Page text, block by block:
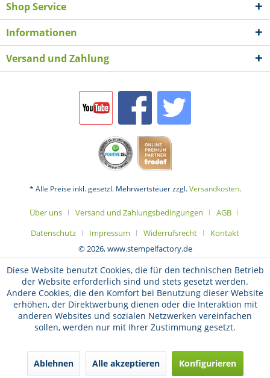
Shop Service
Informationen
Versand und Zahlung
* Alle Preise inkl. gesetzl. Mehrwertsteuer zzgl.Versandkosten.
Über uns Versand und Zahlungsbedingungen
AGB
Datenschutz
Impressum Widerrufsrecht
Kontakt
© 2026, www.stempelfactory.de
Diese Website benutzt Cookies, die für den technischen Betrieb
der Website erforderlich sind und stets gesetzt werden.
Andere Cookies, die den Komfort bei Benutzung dieser Website
erhöhen, der Direktwerbung dienen oder die Interaktion mit
anderen Websites und sozialen Netzwerken vereinfachen
sollen, werden nur mit Ihrer Zustimmung gesetzt.
Ablehnen Alle akzeptieren Konfigurieren